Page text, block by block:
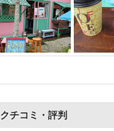
クチコミ・評判